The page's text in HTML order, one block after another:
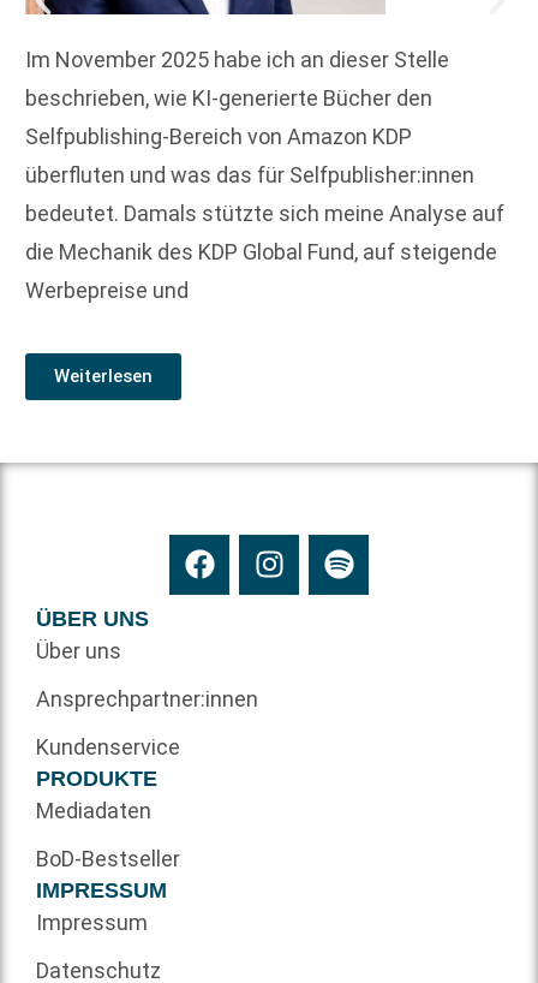
Im November 2025 habe ich an dieser Stelle
beschrieben, wie KI-generierte Bücher den
Selfpublishing-Bereich von Amazon KDP
überfluten und was das für Selfpublisher:innen
bedeutet. Damals stützte sich meine Analyse auf
die Mechanik des KDP Global Fund, auf steigende
Werbepreise und
Weiterlesen
ÜBER UNS
Über uns
Ansprechpartner:innen
Kundenservice
PRODUKTE
Mediadaten
BoD-Bestseller
IMPRESSUM
Impressum
Datenschutz